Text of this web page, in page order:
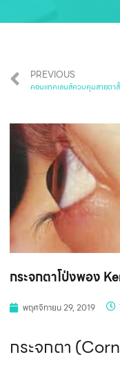
PREVIOUS
คอนแทคเลนส์ควบคุมสายตา
กระจกตาโป่งพอง
พฤศจิกายน 29, 2019
กระจกตา